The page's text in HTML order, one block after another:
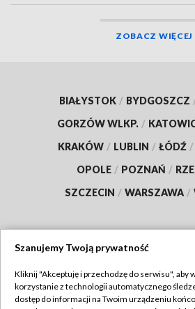
ZOBACZ WIĘCEJ
BIAŁYSTOK / BYDGOSZCZ
GORZÓW WLKP. /
KRAKÓW / LUBLIN / ŁÓDŹ /
OPOLE / POZNAŃ /
SZCZECIN / WARSZAWA /
TVP
Szanujemy Twoją prywatność
Kliknij "Akceptuję i przechodzę do serwisu", aby
korzystanie z technologii automatycznego
dostęp do informacji na Twoim urządzeniu